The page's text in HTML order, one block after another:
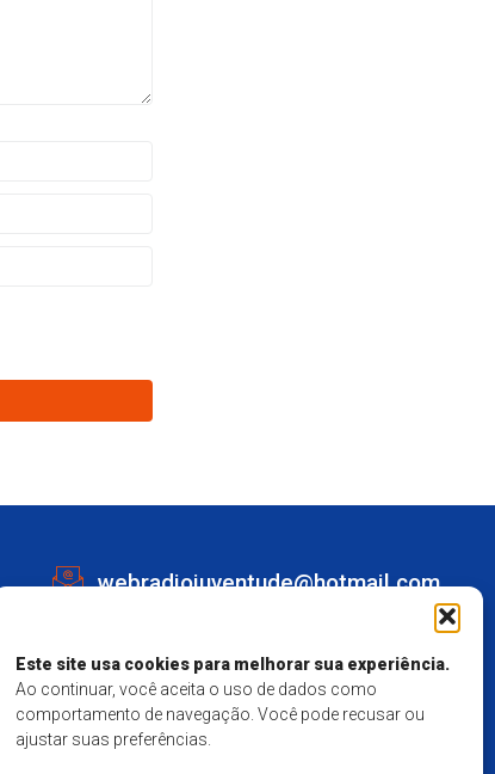
Este site usa cookies para melhorar sua experiência.
Ao continuar, você aceita o uso de dados como
comportamento de navegação. Você pode recusar ou
ajustar suas preferências.
webradiojuventude@hotmail.com
Marechal Deodoro
Responsavel Técnico - Matheus
Mendes Santos